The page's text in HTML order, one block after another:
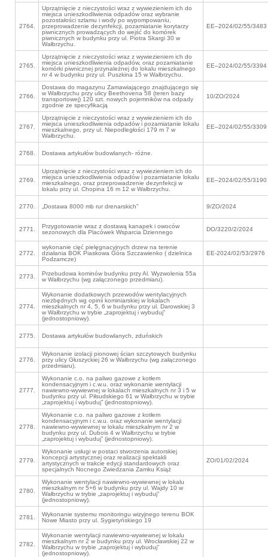
2764.
Uprzątnięcie z nieczystości wraz z wywiezieniem ich do
miejsca unieszkodliwienia odpadów oraz wybranie
pozostałości szlamu i wody po wypompowaniu,
przeprowadzenie dezynfekcji, pozamiatanie korytarzy
piwnicznych prowadzących do wejść do komórek
piwnicznych w budynku przy ul. Piotra Skargi 30 w
Wałbrzychu.
EE–2024/02/55/3483
2765.
Uprzątnięcie z nieczystości wraz z wywiezieniem ich do
miejsca unieszkodliwienia odpadów, oraz pozamiatanie
komórki piwnicznej przynależnej do lokalu mieszkalnego
nr 4 w budynku przy ul. Puszkina 15 w Wałbrzychu.
EE–2024/02/55/3394
2766.
Dostawa do magazynu Zamawiającego znajdującego się
w Wałbrzychu przy ulicy Beethovena 58 (teren bazy
transportowej) 120 szt. nowych pojemników na odpady
zgodnie ze specyfikacją
10/ZO/2024
2767.
Uprzątnięcie z nieczystości wraz z wywiezieniem ich do
miejsca unieszkodliwienia odpadów i pozamiatanie lokalu
mieszkalnego, przy ul. Niepodległości 179 m 7 w
Wałbrzychu.
EE–2024/02/55/3309
2768. Dostawa artykułów budowlanych- różne.
2769.
Uprzątnięcie z nieczystości wraz z wywiezieniem ich do
miejsca unieszkodliwienia odpadów i pozamiatanie lokalu
mieszkalnego, oraz przeprowadzenie dezynfekcji w
lokalu przy ul. Chopina 16 m 12 w Wałbrzychu.
EE–2024/02/55/3190
2770. „Dostawa 8000 mb rur drenarskich” 9/ZO/2024
2771.
Przygotowanie wraz z dostawą kanapek i owoców
sezonowych dla Placówek Wsparcia Dziennego
DO/3220/2/2024
2772.
wykonanie cięć pielęgnacyjnych drzew na terenie
działania BOK Piaskowa Góra Szczawienko ( dzielnica
Podzamcze)
EE-2024/02/53/2976
2773.
Przebudowa kominów budynku przy Al. Wyzwolenia 55a
w Wałbrzychu (wg załączonego przedmiaru).
2774.
Wykonanie dodatkowych przewodów wentylacyjnych
niezbędnych wg opinii kominiarskiej w lokalach
mieszkalnych nr 4, 5, 6 w budynku przy ul. Darowskiej 3
w Wałbrzychu w trybie „zaprojektuj i wybuduj”
(jednostopniowy).
2775. Dostawa artykułów budowlanych, zduńskich
2776.
Wykonanie izolacji pionowej ścian szczytowych budynku
przy ulicy Głuszyckiej 26 w Wałbrzychu (wg załączonego
przedmiaru).
2777.
Wykonanie c.o. na paliwo gazowe z kotłem
kondensacyjnym i c.w.u. oraz wykonanie wentylacji
nawiewno-wywiewnej w lokalach mieszkalnych nr 3 i 5 w
budynku przy ul. Piłsudskiego 61 w Wałbrzychu w trybie
„zaprojektuj i wybuduj” (jednostopniowy).
2778.
Wykonanie c.o. na paliwo gazowe z kotłem
kondensacyjnym i c.w.u. oraz wykonanie wentylacji
nawiewno-wywiewnej w lokalu mieszkalnym nr 2 w
budynku przy ul. Dubois 4 w Wałbrzychu w trybie
„zaprojektuj i wybuduj” (jednostopniowy).
2779.
Wykonanie usługi w postaci stworzenia autorskiej
koncepcji artystycznej oraz realizacji spektakli
artystycznych w trakcie edycji standardowych oraz
specjalnych Nocnego Zwiedzania Zamku Książ
ZO/01/02/2024
2780.
Wykonanie wentylacji nawiewno-wywiewnej w lokalu
mieszkalnym nr 5+6 w budynku przy ul. Wajdy 10 w
Wałbrzychu w trybie „zaprojektuj i wybuduj”
(jednostopniowy).
2781.
Wykonanie systemu monitoringu wizyjnego terenu BOK
Nowe Miasto przy ul. Sygietyńskiego 19
2782.
Wykonanie wentylacji nawiewno-wywiewnej w lokalu
mieszkalnym nr 2 w budynku przy ul. Wrocławskiej 22 w
Wałbrzychu w trybie „zaprojektuj i wybuduj”
(jednostopniowy).